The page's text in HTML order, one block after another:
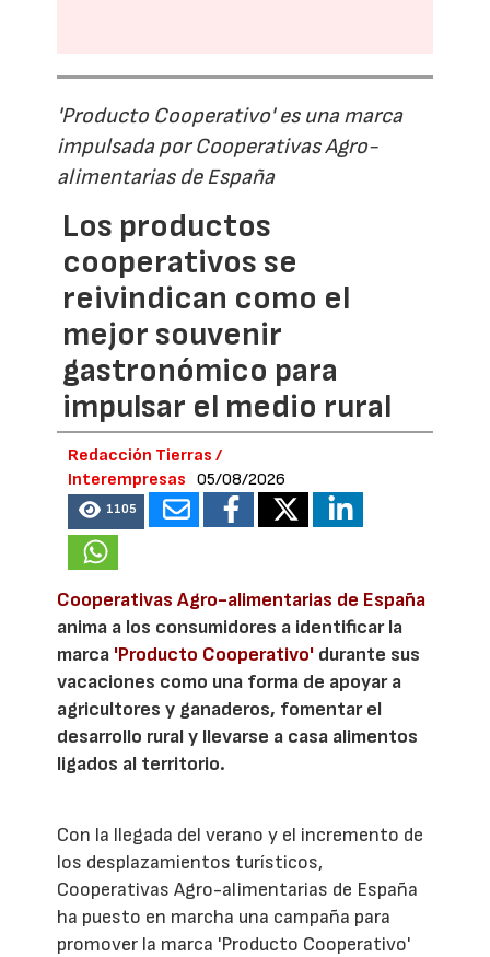
'Producto Cooperativo' es una marca
impulsada por Cooperativas Agro-
alimentarias de España
Los productos
cooperativos se
reivindican como el
mejor souvenir
gastronómico para
impulsar el medio rural
Redacción Tierras /
Interempresas
05/08/2026
1105
Cooperativas Agro-alimentarias de España
anima a los consumidores a identificar la
marca 'Producto Cooperativo' durante sus
vacaciones como una forma de apoyar a
agricultores y ganaderos, fomentar el
desarrollo rural y llevarse a casa alimentos
ligados al territorio.
Con la llegada del verano y el incremento de
los desplazamientos turísticos,
Cooperativas Agro-alimentarias de España
ha puesto en marcha una campaña para
promover la marca 'Producto Cooperativo'